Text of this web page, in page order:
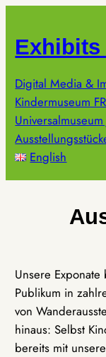
springen
Exhibits
Digital Media &
Kindermuseum
English
Unsere
Publikum in
von
hinaus: Selbst
bereits mit